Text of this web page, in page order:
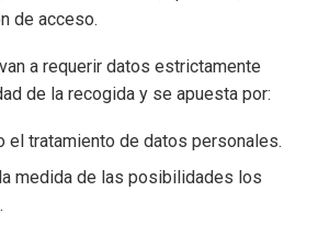
de acceso.
a requerir datos estrictamente
de la recogida y se apuesta por:
el tratamiento de datos personales.
medida de las posibilidades los